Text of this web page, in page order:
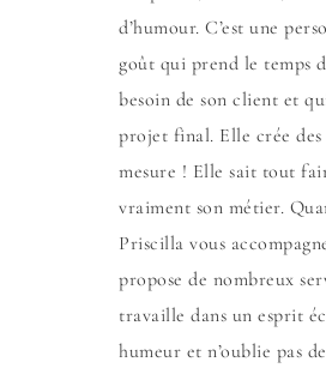
d’humour. C’est une
goût qui prend le temps
besoin de son client et
projet final. Elle crée
mesure ! Elle sait tout
vraiment son métier.
Priscilla vous
propose de nombreux
travaille dans un esprit
humeur et n’oublie pas